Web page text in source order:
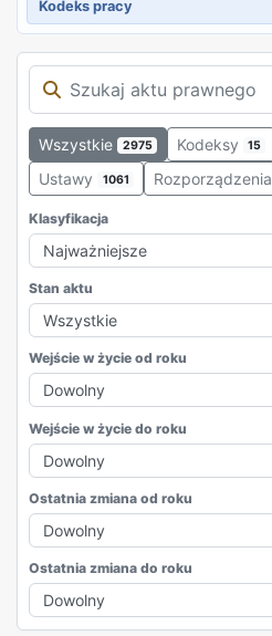
Kodeks pracy
Wszystkie 2975 Kodeksy 15
Ustawy 1061 Rozporządzenia
Klasyfikacja
Stan aktu
Wejście w życie od roku
Wejście w życie do roku
Ostatnia zmiana od roku
Ostatnia zmiana do roku